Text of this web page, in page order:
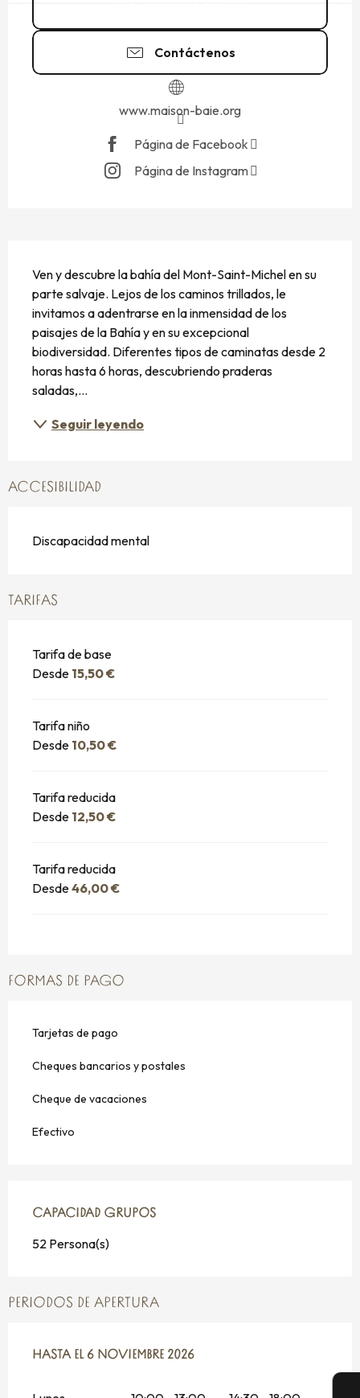
Contáctenos
www.maison-baie.org
Página de Facebook
Página de Instagram
Ven y descubre la bahía del Mont-Saint-Michel en su
parte salvaje. Lejos de los caminos trillados, le
invitamos a adentrarse en la inmensidad de los
paisajes de la Bahía y en su excepcional
biodiversidad. Diferentes tipos de caminatas desde 2
horas hasta 6 horas, descubriendo praderas
saladas,...
Seguir leyendo
ACCESIBILIDAD
Discapacidad mental
TARIFAS
Tarifa de base
Desde 15,50 €
Tarifa niño
Desde 10,50 €
Tarifa reducida
Desde 12,50 €
Tarifa reducida
Desde46,00 €
FORMAS DE PAGO
Tarjetas de pago
Cheques bancarios y postales
Cheque de vacaciones
Efectivo
CAPACIDAD GRUPOS
CAPACIDAD GRUPOS
52 Persona(s)
PERIODOS DE APERTURA
DEL16 FEBRERO 2026AL6 NOVIEMBRE 2026
HASTA EL6 NOVIEMBRE 2026